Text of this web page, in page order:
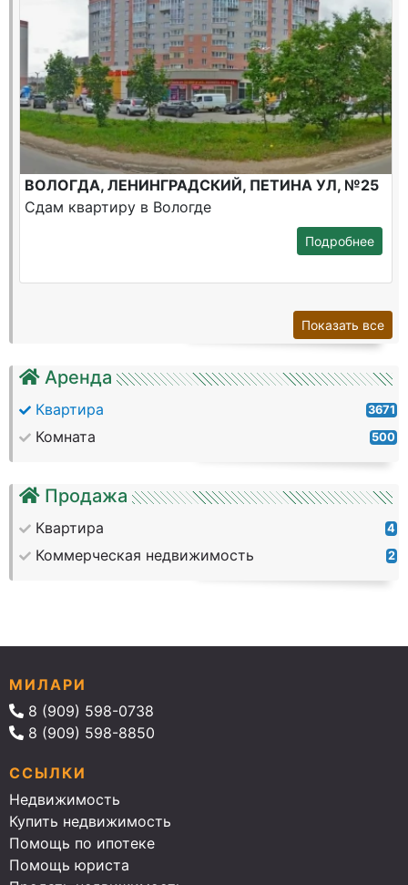
Аренда
Квартира 3671
Комната 500
Продажа
Квартира 4
Коммерческая недвижимость 2
ВОЛОГДА, ЛЕНИНГРАДСКИЙ, ПЕТИНА УЛ, №25
Сдам квартиру в Вологде
Подробнее
Показать все
МИЛАРИ
8 (909) 598-0738
8 (909) 598-8850
ССЫЛКИ
Недвижимость
Купить недвижимость
Помощь по ипотеке
Помощь юриста